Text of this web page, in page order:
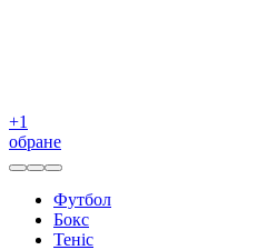
+1
обране
Футбол
Бокс
Теніс